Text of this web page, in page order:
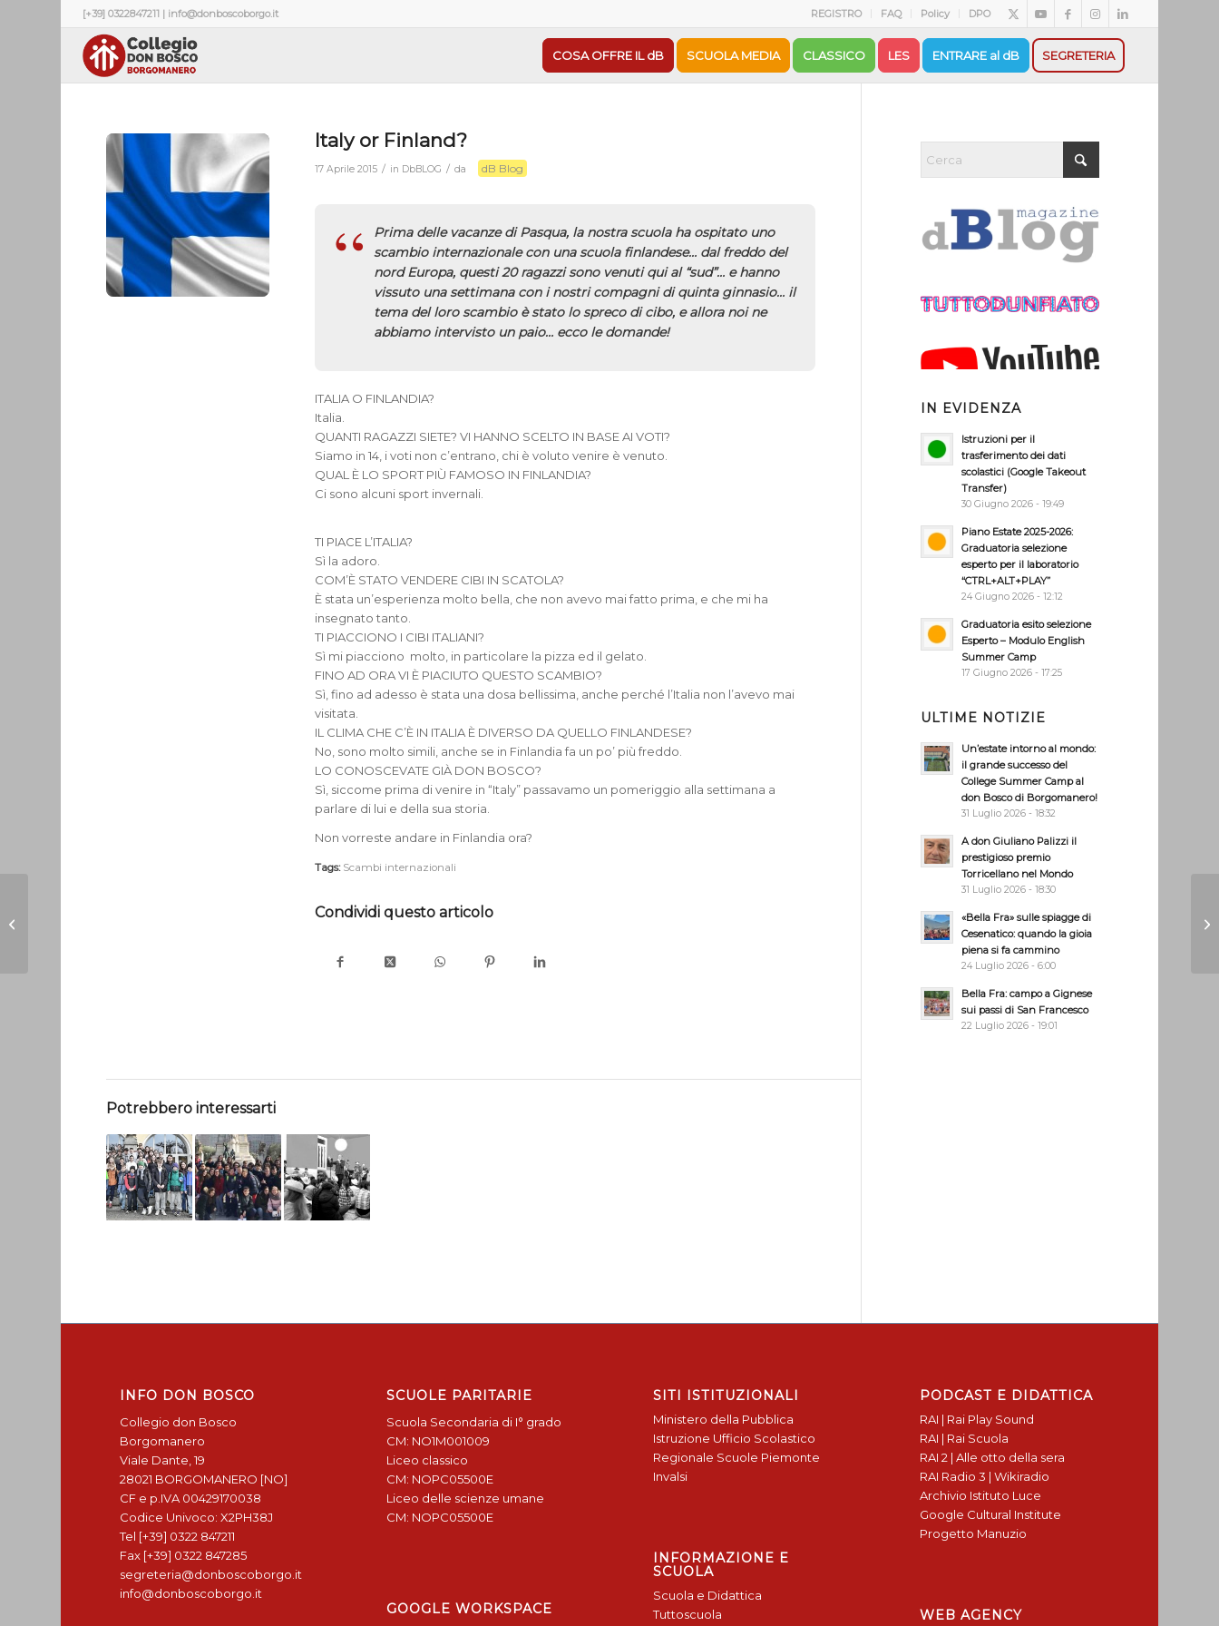
REGISTRO FAQ Policy DPO
[+39] 0322847211 | info@donboscoborgo.it
COSA OFFRE IL dB SCUOLA MEDIA CLASSICO LES ENTRARE al dB SEGRETERIA
Italy or Finland?
17 Aprile 2015 / in DbBLOG / da dB Blog
Prima delle vacanze di Pasqua, la nostra scuola ha ospitato uno
scambio internazionale con una scuola finlandese… dal freddo del
nord Europa, questi 20 ragazzi sono venuti qui al “sud”… e hanno
vissuto una settimana con i nostri compagni di quinta ginnasio… il
tema del loro scambio è stato lo spreco di cibo, e allora noi ne
abbiamo intervisto un paio… ecco le domande!
ITALIA O FINLANDIA?
Italia.
QUANTI RAGAZZI SIETE? VI HANNO SCELTO IN BASE AI VOTI?
Siamo in 14, i voti non c’entrano, chi è voluto venire è venuto.
QUAL È LO SPORT PIÙ FAMOSO IN FINLANDIA?
Ci sono alcuni sport invernali.
TI PIACE L’ITALIA?
Sì la adoro.
COM’È STATO VENDERE CIBI IN SCATOLA?
È stata un’esperienza molto bella, che non avevo mai fatto prima, e che mi ha
insegnato tanto.
TI PIACCIONO I CIBI ITALIANI?
Sì mi piacciono molto, in particolare la pizza ed il gelato.
FINO AD ORA VI È PIACIUTO QUESTO SCAMBIO?
Sì, fino ad adesso è stata una dosa bellissima, anche perché l’Italia non l’avevo mai
visitata.
IL CLIMA CHE C’È IN ITALIA È DIVERSO DA QUELLO FINLANDESE?
No, sono molto simili, anche se in Finlandia fa un po’ più freddo.
LO CONOSCEVATE GIÀ DON BOSCO?
Sì, siccome prima di venire in “Italy” passavamo un pomeriggio alla settimana a
parlare di lui e della sua storia.
Non vorreste andare in Finlandia ora?
Tags: Scambi internazionali
Condividi questo articolo
Potrebbero interessarti
IN EVIDENZA
Istruzioni per il
trasferimento dei dati
scolastici (Google Takeout
Transfer)
30 Giugno 2026 - 19:49
Piano Estate 2025-2026:
Graduatoria selezione
esperto per il laboratorio
“CTRL+ALT+PLAY”
24 Giugno 2026 - 12:12
Graduatoria esito selezione
Esperto – Modulo English
Summer Camp
17 Giugno 2026 - 17:25
ULTIME NOTIZIE
Un’estate intorno al mondo:
il grande successo del
College Summer Camp al
don Bosco di Borgomanero!
31 Luglio 2026 - 18:32
A don Giuliano Palizzi il
prestigioso premio
Torricellano nel Mondo
31 Luglio 2026 - 18:30
«Bella Fra» sulle spiagge di
Cesenatico: quando la gioia
piena si fa cammino
24 Luglio 2026 - 6:00
Bella Fra: campo a Gignese
sui passi di San Francesco
22 Luglio 2026 - 19:01
INFO DON BOSCO
Collegio don Bosco
Borgomanero
Viale Dante, 19
28021 BORGOMANERO [NO]
CF e p.IVA 00429170038
Codice Univoco: X2PH38J
Tel [+39] 0322 847211
Fax [+39] 0322 847285
segreteria@donboscoborgo.it
info@donboscoborgo.it
SCUOLE PARITARIE
Scuola Secondaria di I° grado
CM: NO1M001009
Liceo classico
CM: NOPC05500E
Liceo delle scienze umane
CM: NOPC05500E
GOOGLE WORKSPACE
SITI ISTITUZIONALI
Ministero della Pubblica
Istruzione Ufficio Scolastico
Regionale Scuole Piemonte
Invalsi
INFORMAZIONE E
SCUOLA
Scuola e Didattica
Tuttoscuola
PODCAST E DIDATTICA
RAI | Rai Play Sound
RAI | Rai Scuola
RAI 2 | Alle otto della sera
RAI Radio 3 | Wikiradio
Archivio Istituto Luce
Google Cultural Institute
Progetto Manuzio
WEB AGENCY